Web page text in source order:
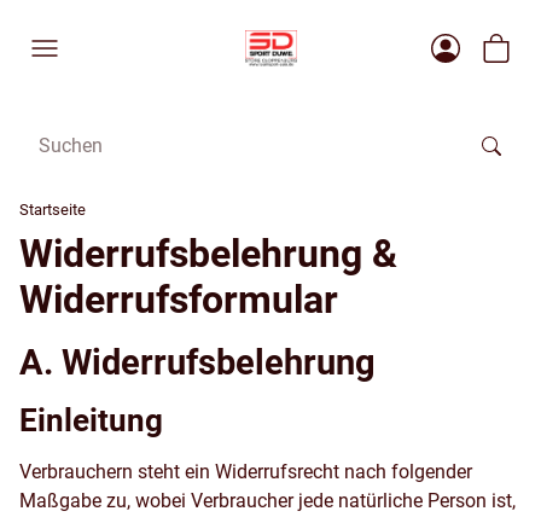
Startseite
Widerrufsbelehrung &
Widerrufsformular
A. Widerrufsbelehrung
Einleitung
Verbrauchern steht ein Widerrufsrecht nach folgender
Maßgabe zu, wobei Verbraucher jede natürliche Person ist,